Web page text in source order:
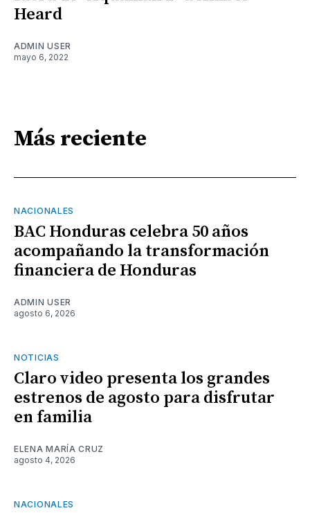
Heard
ADMIN USER
mayo 6, 2022
Más reciente
NACIONALES
BAC Honduras celebra 50 años
acompañando la transformación
financiera de Honduras
ADMIN USER
agosto 6, 2026
NOTICIAS
Claro video presenta los grandes
estrenos de agosto para disfrutar
en familia
ELENA MARÍA CRUZ
agosto 4, 2026
NACIONALES